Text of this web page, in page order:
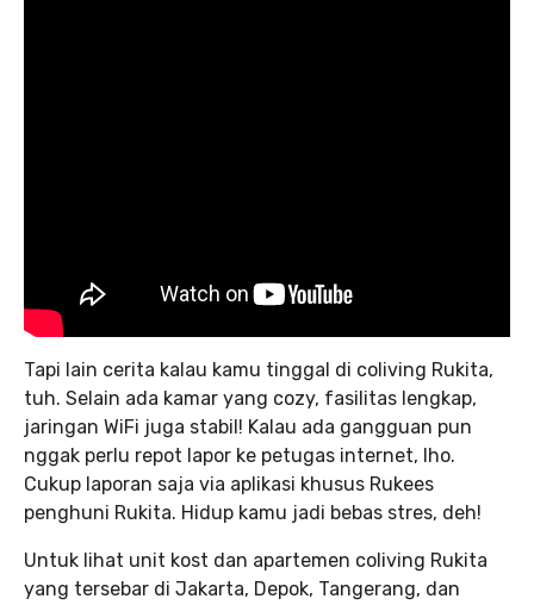
Tapi lain cerita kalau kamu tinggal di coliving Rukita,
tuh. Selain ada kamar yang cozy, fasilitas lengkap,
jaringan WiFi juga stabil! Kalau ada gangguan pun
nggak perlu repot lapor ke petugas internet, lho.
Cukup laporan saja via aplikasi khusus Rukees
penghuni Rukita. Hidup kamu jadi bebas stres, deh!
Untuk lihat unit kost dan apartemen coliving Rukita
yang tersebar di Jakarta, Depok, Tangerang, dan